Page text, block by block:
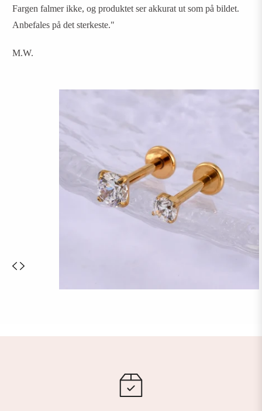
Fargen falmer ikke, og produktet ser akkurat ut som på bildet.
Anbefales på det sterkeste."
M.W.